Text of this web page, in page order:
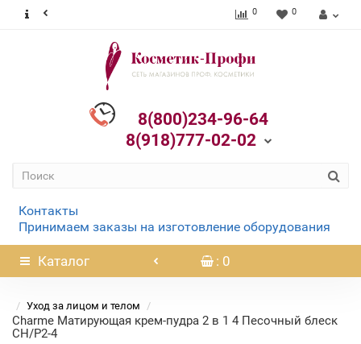
0 0
8(800)234-96-64
8(918)777-02-02
Контакты
Принимаем заказы на изготовление оборудования
Каталог : 0
Уход за лицом и телом
Charme Матирующая крем-пудра 2 в 1 4 Песочный блеск
CH/P2-4